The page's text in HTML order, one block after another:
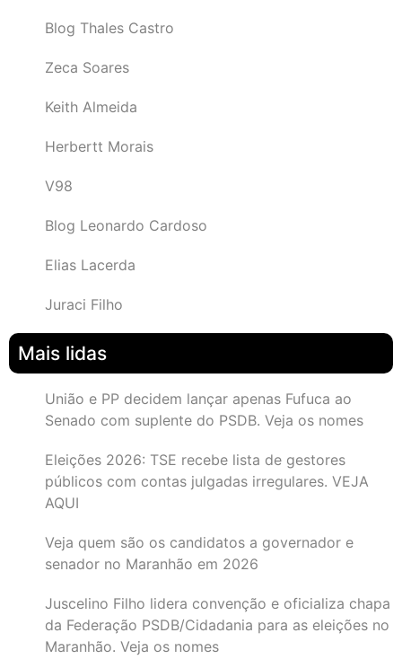
Blog Thales Castro
Zeca Soares
Keith Almeida
Herbertt Morais
V98
Blog Leonardo Cardoso
Elias Lacerda
Juraci Filho
Mais lidas
União e PP decidem lançar apenas Fufuca ao
Senado com suplente do PSDB. Veja os nomes
Eleições 2026: TSE recebe lista de gestores
públicos com contas julgadas irregulares. VEJA
AQUI
Veja quem são os candidatos a governador e
senador no Maranhão em 2026
Juscelino Filho lidera convenção e oficializa chapa
da Federação PSDB/Cidadania para as eleições no
Maranhão. Veja os nomes